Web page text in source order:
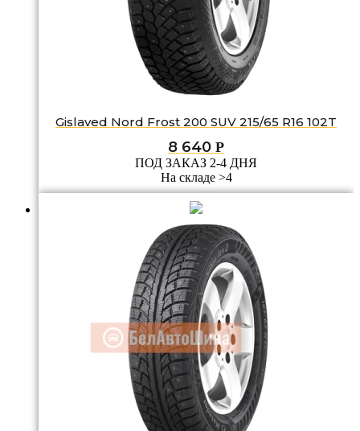
Gislaved Nord Frost 200 SUV 215/65 R16 102T
8 640 Р
ПОД ЗАКАЗ 2-4 ДНЯ
На складе >4